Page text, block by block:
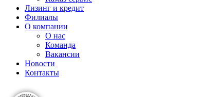
Лизинг и кредит
Филиалы
О компании
О нас
Команда
Вакансии
Новости
Контакты